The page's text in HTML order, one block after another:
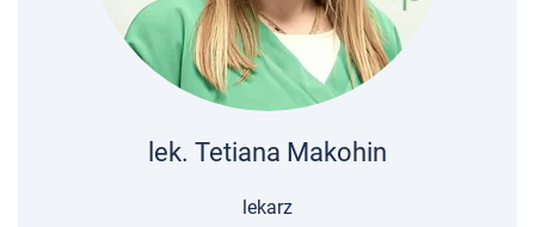
lek. Tetiana Makohin
lekarz